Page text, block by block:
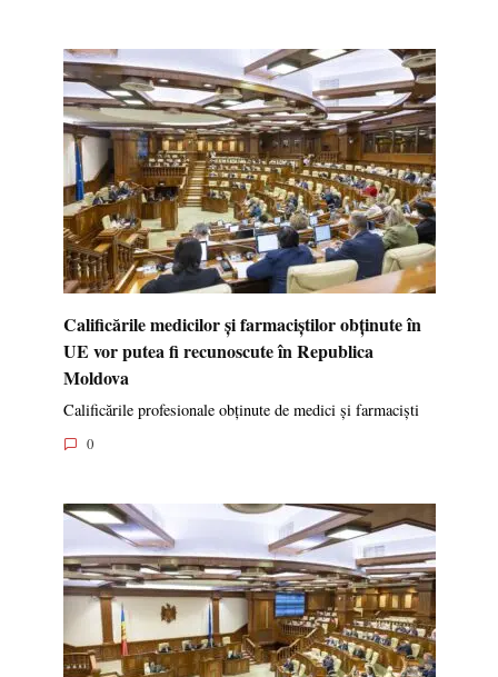
Calificările medicilor și farmaciștilor obținute în
UE vor putea fi recunoscute în Republica
Moldova
Calificările profesionale obținute de medici și farmaciști
0